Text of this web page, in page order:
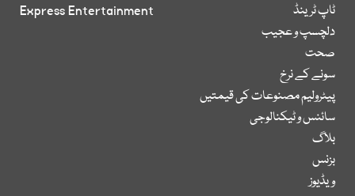
ٹاپ ٹرینڈ
دلچسپ و عجیب
صحت
سونے کے نرخ
پیٹرولیم مصنوعات کی قیمتیں
سائنس و ٹیکنالوجی
بلاگ
بزنس
ویڈیوز
Express Entertainment